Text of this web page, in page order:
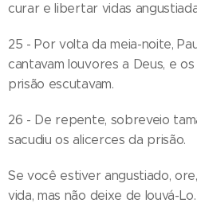
curar e libertar vidas
25 - Por volta da meia-noite,
cantavam louvores a Deus, e
prisão escutavam.
26 - De repente, sobreveio
sacudiu os alicerces da prisão.
Se você estiver angustiado,
vida, mas não deixe de louvá-